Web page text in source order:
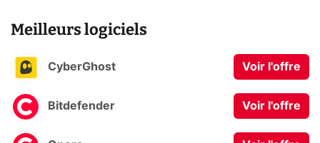
Meilleurs logiciels
CyberGhost Voir l'offre
Bitdefender Voir l'offre